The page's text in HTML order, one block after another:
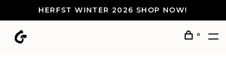
HERFST WINTER 2026 SHOP NOW!
0